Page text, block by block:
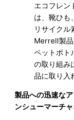
エコフレン
は、靴ひも
リサイクル
Merrell製
ペットボト
の取り組み
品に取り入
製品への迅速な
ンシューマーチ